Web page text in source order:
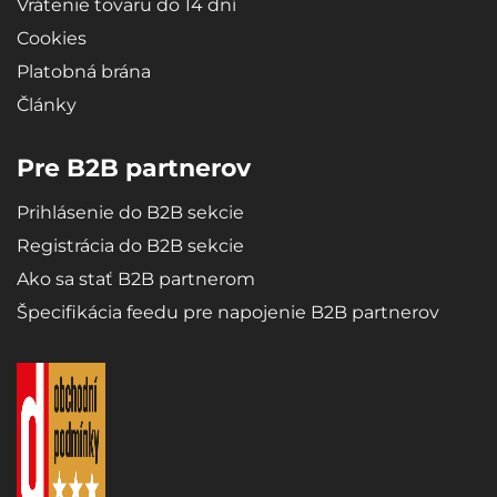
Vaňa je vyrobená úplne presne podľa tvaru dna batožinového
priestoru konkrétneho typu vozidla.
vzhľad v danom type vozidla.
Materiály
ohýbaní (napr. Pri skladovaní), že sa vaňa roztiahne opäť do
pôvodného tvaru.
Vrátenie tovaru do 14 dní
Cookies
Platobná brána
Články
Pre B2B partnerov
Prihlásenie do B2B sekcie
Registrácia do B2B sekcie
Ako sa stať B2B partnerom
Špecifikácia feedu pre napojenie B2B partnerov